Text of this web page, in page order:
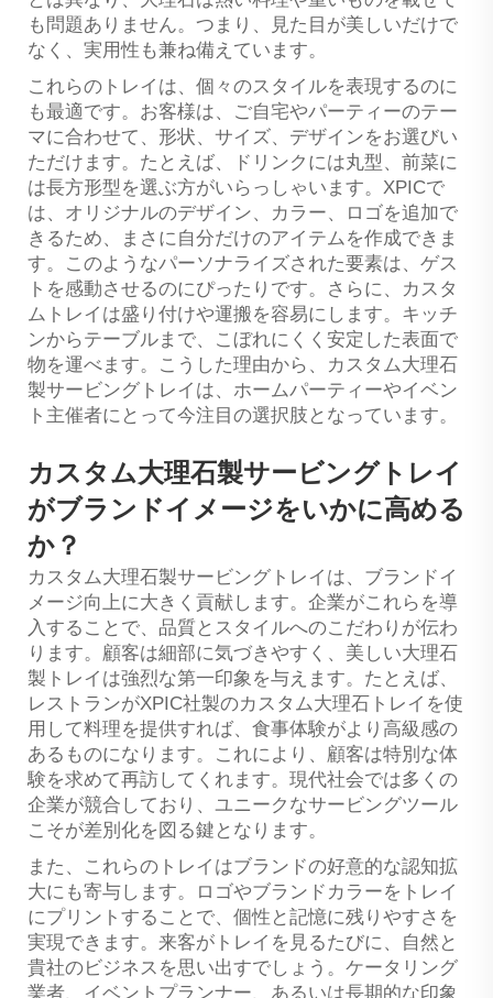
も問題ありません。つまり、見た目が美しいだけで
なく、実用性も兼ね備えています。
これらのトレイは、個々のスタイルを表現するのに
も最適です。お客様は、ご自宅やパーティーのテー
マに合わせて、形状、サイズ、デザインをお選びい
ただけます。たとえば、ドリンクには丸型、前菜に
は長方形型を選ぶ方がいらっしゃいます。XPICで
は、オリジナルのデザイン、カラー、ロゴを追加で
きるため、まさに自分だけのアイテムを作成できま
す。このようなパーソナライズされた要素は、ゲス
トを感動させるのにぴったりです。さらに、カスタ
ムトレイは盛り付けや運搬を容易にします。キッチ
ンからテーブルまで、こぼれにくく安定した表面で
物を運べます。こうした理由から、カスタム大理石
製サービングトレイは、ホームパーティーやイベン
ト主催者にとって今注目の選択肢となっています。
カスタム大理石製サービングトレイ
がブランドイメージをいかに高める
か？
カスタム大理石製サービングトレイは、ブランドイ
メージ向上に大きく貢献します。企業がこれらを導
入することで、品質とスタイルへのこだわりが伝わ
ります。顧客は細部に気づきやすく、美しい大理石
製トレイは強烈な第一印象を与えます。たとえば、
レストランがXPIC社製のカスタム大理石トレイを使
用して料理を提供すれば、食事体験がより高級感の
あるものになります。これにより、顧客は特別な体
験を求めて再訪してくれます。現代社会では多くの
企業が競合しており、ユニークなサービングツール
こそが差別化を図る鍵となります。
また、これらのトレイはブランドの好意的な認知拡
大にも寄与します。ロゴやブランドカラーをトレイ
にプリントすることで、個性と記憶に残りやすさを
実現できます。来客がトレイを見るたびに、自然と
貴社のビジネスを思い出すでしょう。ケータリング
業者、イベントプランナー、あるいは長期的な印象